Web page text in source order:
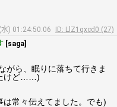
) 01:24:50.06
ID: LlZ1qxcd0 (27)
[saga]
がら、眠りに落ちて行きま
けど……)
は常々伝えてました。でも)